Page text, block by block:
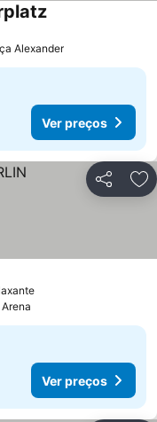
preços
Ver preços
Alexander
Ver preços
Partilhar
Ver preços
Ver preços